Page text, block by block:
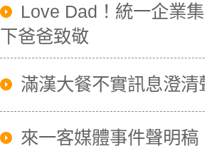
Love Dad！統一企業
下爸爸致敬
滿漢大餐不實訊息澄清
來一客媒體事件聲明稿